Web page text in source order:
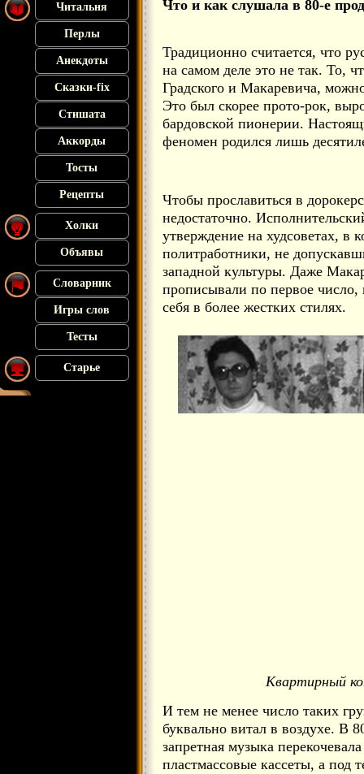
Читальня
Перлы
Анекдоты
Сказки-fix
Стишата
Аккорды
Тосты
Рецепты
Холки
Объявы
Словарник
Игры слов
Тесты
Старье
Что и как слушала в 80-е
Традиционно считается, что
на самом деле это не так. То,
Градского и Макаревича,
Это был скорее прото-рок,
бардовской пионерии.
феномен родился лишь
Чтобы прославиться в
недостаточно.
утверждение на худсоветах, в
политработники, не
западной культуры. Даже
прописывали по первое
себя в более жестких стилях.
Квартирный
И тем не менее число таких
буквально витал в воздухе. В
запретная музыка
пластмассовые кассеты, а под